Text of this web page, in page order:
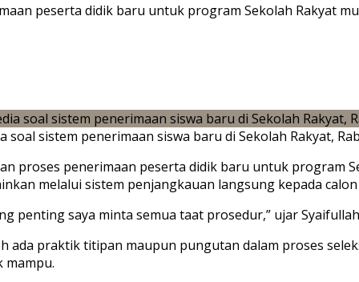
peserta didik baru untuk program Sekolah Rakyat
sistem penerimaan siswa baru di Sekolah Rakyat,
proses penerimaan peserta didik baru untuk program
melalui sistem penjangkauan langsung kepada calon
penting saya minta semua taat prosedur,” ujar
ada praktik titipan maupun pungutan dalam proses
mampu.